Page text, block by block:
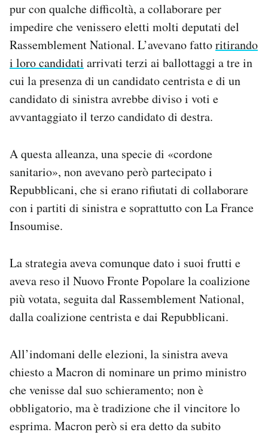
pur con qualche difficoltà, a collaborare per
impedire che venissero eletti molti deputati del
Rassemblement National. L’avevano fattoritirando
i loro candidati arrivati terzi ai ballottaggi a tre in
cui la presenza di un candidato centrista e di un
candidato di sinistra avrebbe diviso i voti e
avvantaggiato il terzo candidato di destra.
A questa alleanza, una specie di «cordone
sanitario», non avevano però partecipato i
Repubblicani, che si erano rifiutati di collaborare
con i partiti di sinistra e soprattutto con La France
Insoumise.
La strategia aveva comunque dato i suoi frutti e
aveva reso il Nuovo Fronte Popolare la coalizione
più votata, seguita dal Rassemblement National,
dalla coalizione centrista e dai Repubblicani.
All’indomani delle elezioni, la sinistra aveva
chiesto a Macron di nominare un primo ministro
che venisse dal suo schieramento; non è
obbligatorio, ma è tradizione che il vincitore lo
esprima. Macron però si era detto da subito